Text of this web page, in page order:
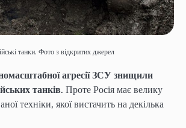
танки. Фото з відкритих джерел
агресії ЗСУ знищили
танків. Проте Росія має велику
техніки, якої вистачить на декілька